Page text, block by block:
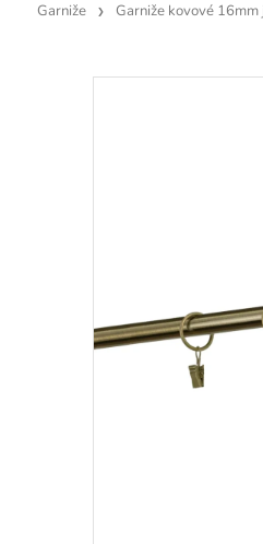
Garniže Garniže kovové